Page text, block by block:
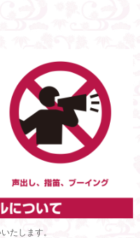
たします。